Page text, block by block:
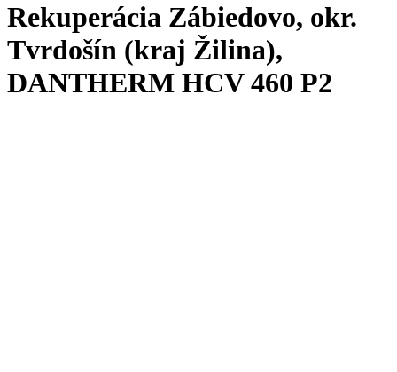
Rekuperácia Zábiedovo, okr.
Tvrdošín (kraj Žilina),
DANTHERM HCV 460 P2